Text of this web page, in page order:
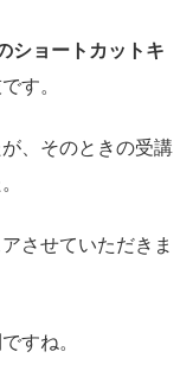
ショートカットキ
す。
、そのときの受講
させていただきま
すね。